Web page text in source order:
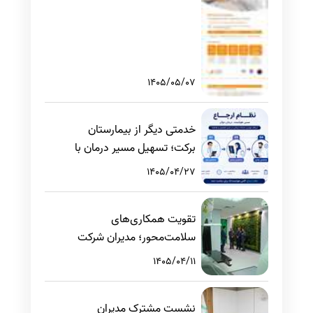
1405/05/07
خدمتی دیگر از بیمارستان
برکت؛ تسهیل مسیر درمان با
بررسی غیرحضوری مدارک
1405/04/27
تقویت همکاری‌های
سلامت‌محور؛ مدیران شرکت
مخابرات ایران از بیمارستان
1405/04/11
نشست مشترک مدیران